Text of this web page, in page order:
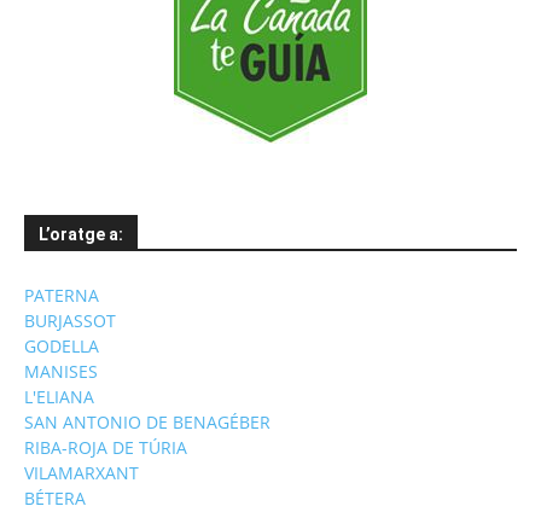
L’oratge a:
PATERNA
BURJASSOT
GODELLA
MANISES
L'ELIANA
SAN ANTONIO DE BENAGÉBER
RIBA-ROJA DE TÚRIA
VILAMARXANT
BÉTERA